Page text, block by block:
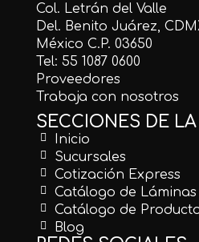
Col. Letrán del Valle
Del. Benito Juárez,
México C.P. 03650
Tel: 55 1087 0600
Proveedores
Trabaja con nosotros
SECCIONES DE
Inicio
Sucursales
Cotización Express
Catálogo de
Catálogo de
Blog